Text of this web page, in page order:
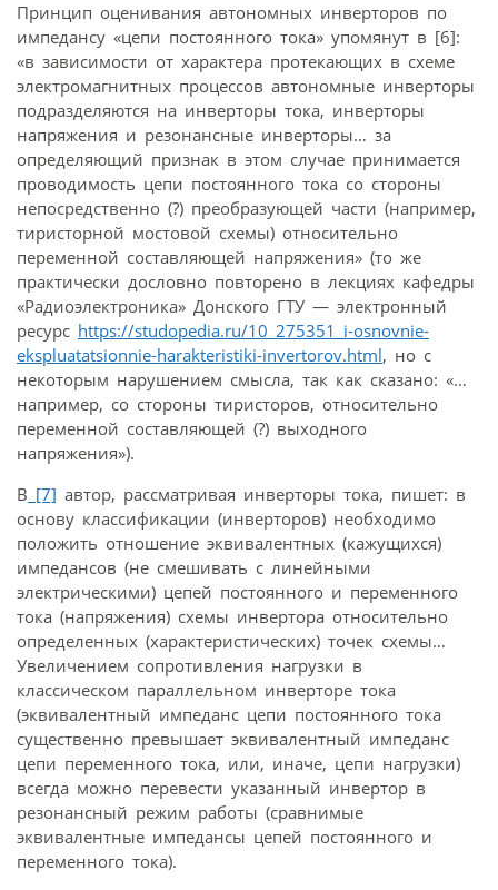
Принцип оценивания автономных инверторов по
импедансу «цепи постоянного тока» упомянут в [6]:
«в зависимости от характера протекающих в схеме
электромагнитных процессов автономные инверторы
подразделяются на инверторы тока, инверторы
напряжения и резонансные инверторы… за
определяющий признак в этом случае принимается
проводимость цепи постоянного тока со стороны
непосредственно (?) преобразующей части (например,
тиристорной мостовой схемы) относительно
переменной составляющей напряжения» (то же
практически дословно повторено в лекциях кафедры
«Радиоэлектроника» Донского ГТУ — электронный
ресурс https://studopedia.ru/10_275351_i-osnovnie-
ekspluatatsionnie-harakteristiki-invertorov.html, но с
некоторым нарушением смысла, так как сказано: «…
например, со стороны тиристоров, относительно
переменной составляющей (?) выходного
напряжения»).
В [7] автор, рассматривая инверторы тока, пишет: в
основу классификации (инверторов) необходимо
положить отношение эквивалентных (кажущихся)
импедансов (не смешивать с линейными
электрическими) цепей постоянного и переменного
тока (напряжения) схемы инвертора относительно
определенных (характеристических) точек схемы…
Увеличением сопротивления нагрузки в
классическом параллельном инверторе тока
(эквивалентный импеданс цепи постоянного тока
существенно превышает эквивалентный импеданс
цепи переменного тока, или, иначе, цепи нагрузки)
всегда можно перевести указанный инвертор в
резонансный режим работы (сравнимые
эквивалентные импедансы цепей постоянного и
переменного тока).